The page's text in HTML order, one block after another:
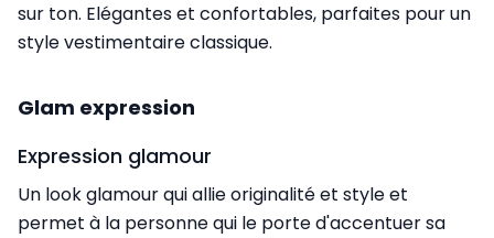
sur ton. Elégantes et confortables, parfaites pour un
style vestimentaire classique.
Glam expression
Expression glamour
Un look glamour qui allie originalité et style et
permet à la personne qui le porte d'accentuer sa